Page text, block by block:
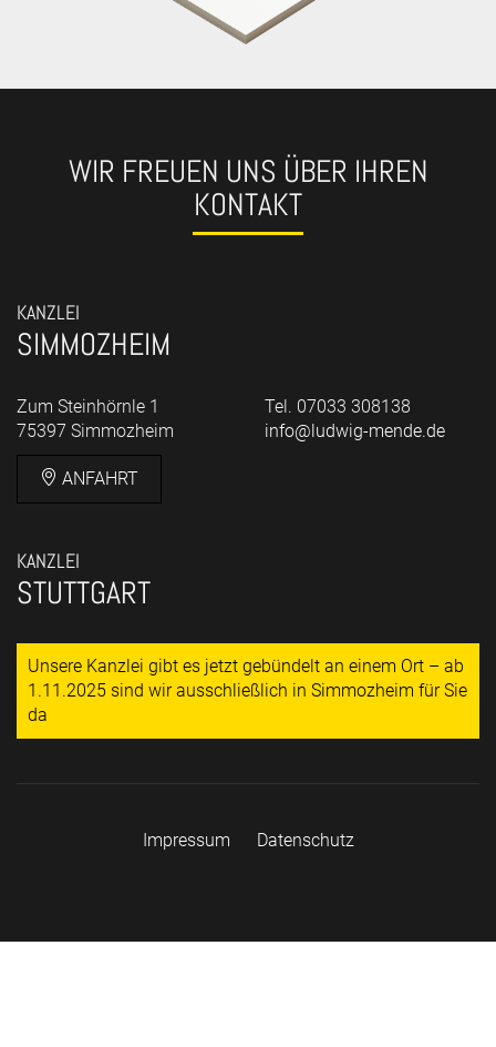
WIR FREUEN UNS ÜBER IHREN
KONTAKT
KANZLEI
SIMMOZHEIM
Zum Steinhörnle 1
75397 Simmozheim
ANFAHRT
Tel. 07033 308138
info@ludwig-mende.de
KANZLEI
STUTTGART
Unsere Kanzlei gibt es jetzt gebündelt an einem Ort – ab
1.11.2025 sind wir ausschließlich in Simmozheim für Sie
da
Impressum Datenschutz